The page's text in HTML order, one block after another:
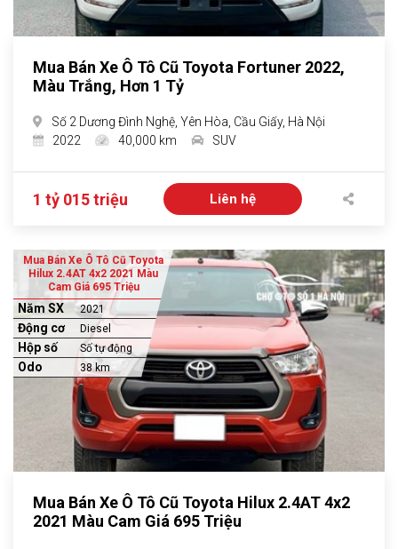
Mua Bán Xe Ô Tô Cũ Toyota Fortuner 2022,
Màu Trắng, Hơn 1 Tỷ
Số 2 Dương Đình Nghệ, Yên Hòa, Cầu Giấy, Hà Nội
2022
40,000 km SUV
1 tỷ 015 triệu Liên hệ
Mua Bán Xe Ô Tô Cũ Toyota
Hilux 2.4AT 4x2 2021 Màu
Cam Giá 695 Triệu
Năm SX 2021
Động cơ Diesel
Hộp số Số tự động
Odo 38 km
Mua Bán Xe Ô Tô Cũ Toyota Hilux 2.4AT 4x2
2021 Màu Cam Giá 695 Triệu